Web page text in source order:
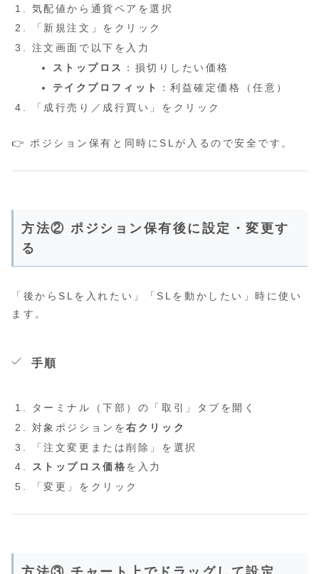
気配値から通貨ペアを選択
「新規注文」をクリック
注文画面で以下を入力
ストップロス
：損切りしたい価格
テイクプロフィット
：利益確定価格（任意）
「成行売り／成行買い」をクリック
👉 ポジション保有と同時にSLが入るので安全です。
方法② ポジション保有後に設定・変更す
る
「後からSLを入れたい」「SLを動かしたい」時に使い
ます。
手順
ターミナル（下部）の「取引」タブを開く
対象ポジションを右クリック
「注文変更または削除」を選択
ストップロス価格を入力
「変更」をクリック